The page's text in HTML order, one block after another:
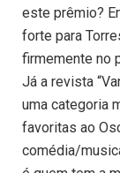
este prêmio?
forte para
firmemente no
Já a revista
uma categoria
favoritas ao
comédia/